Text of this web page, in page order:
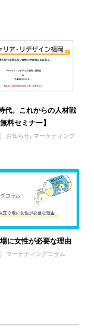
代。これからの人材戦
料セミナー】
お知らせ, マーケティング
に女性が必要な理由
マーケティングコラム